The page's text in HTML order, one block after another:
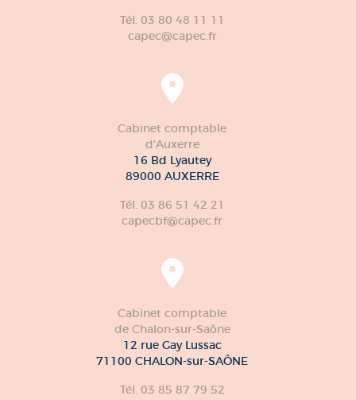
Tél. 03 80 48 11 11
capec@capec.fr
Cabinet comptable
d'Auxerre
16 Bd Lyautey
89000 AUXERRE
Tél. 03 86 51 42 21
capecbf@capec.fr
Cabinet comptable
de Chalon-sur-Saône
12 rue Gay Lussac
71100 CHALON-sur-SAÔNE
Tél. 03 85 87 79 52